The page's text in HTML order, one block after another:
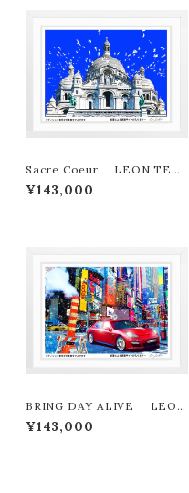
Sacre Coeur LEON TER
ASHIMA版画作品180作限定
¥143,000
BRING DAY ALIVE LEON
TERASHIMA版画作品180作
限定
¥143,000